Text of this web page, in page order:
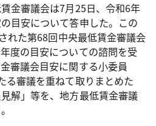
金審議会は7月25日、令和6年
目安について答申した。この
れた第68回中央最低賃金審議会
度の目安についての諮問を受
審議会目安に関する小委員
る審議を重ねて取りまとめた
解」等を、地方最低賃金審議